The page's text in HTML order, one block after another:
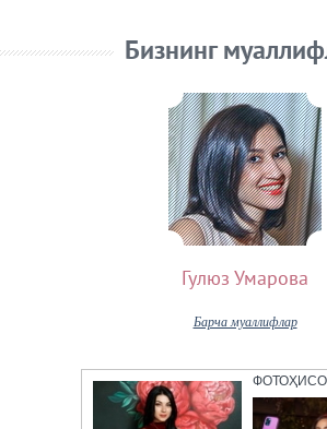
Бизнинг
Гулюз Умарова
Барча муаллифлар